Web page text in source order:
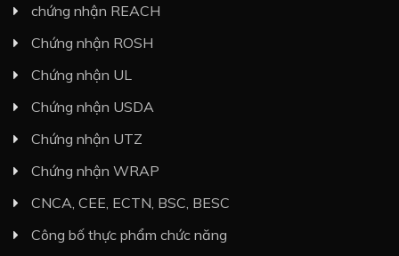
chứng nhận REACH
Chứng nhận ROSH
Chứng nhận UL
Chứng nhận USDA
Chứng nhận UTZ
Chứng nhận WRAP
CNCA, CEE, ECTN, BSC, BESC
Công bố thực phẩm chức năng